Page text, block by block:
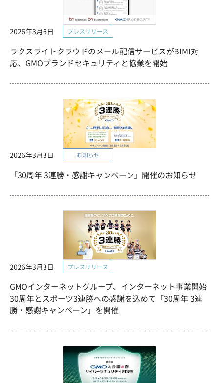
ラクスライトクラウドのメール配信サービスがBIMI対
応、GMOブランドセキュリティと協業を開始
2026年3月6日 プレスリリース
「30周年 3連勝・感謝キャンペーン」開催のお知らせ
2026年3月3日 お知らせ
GMOインターネットグループ、インターネット事業開始
30周年とスポーツ3連勝への感謝を込めて「30周年 3連
勝・感謝キャンペーン」を開催
2026年3月3日 プレスリリース